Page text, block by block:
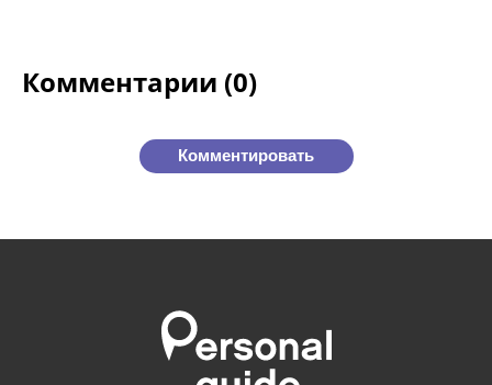
Комментарии (0)
Комментировать